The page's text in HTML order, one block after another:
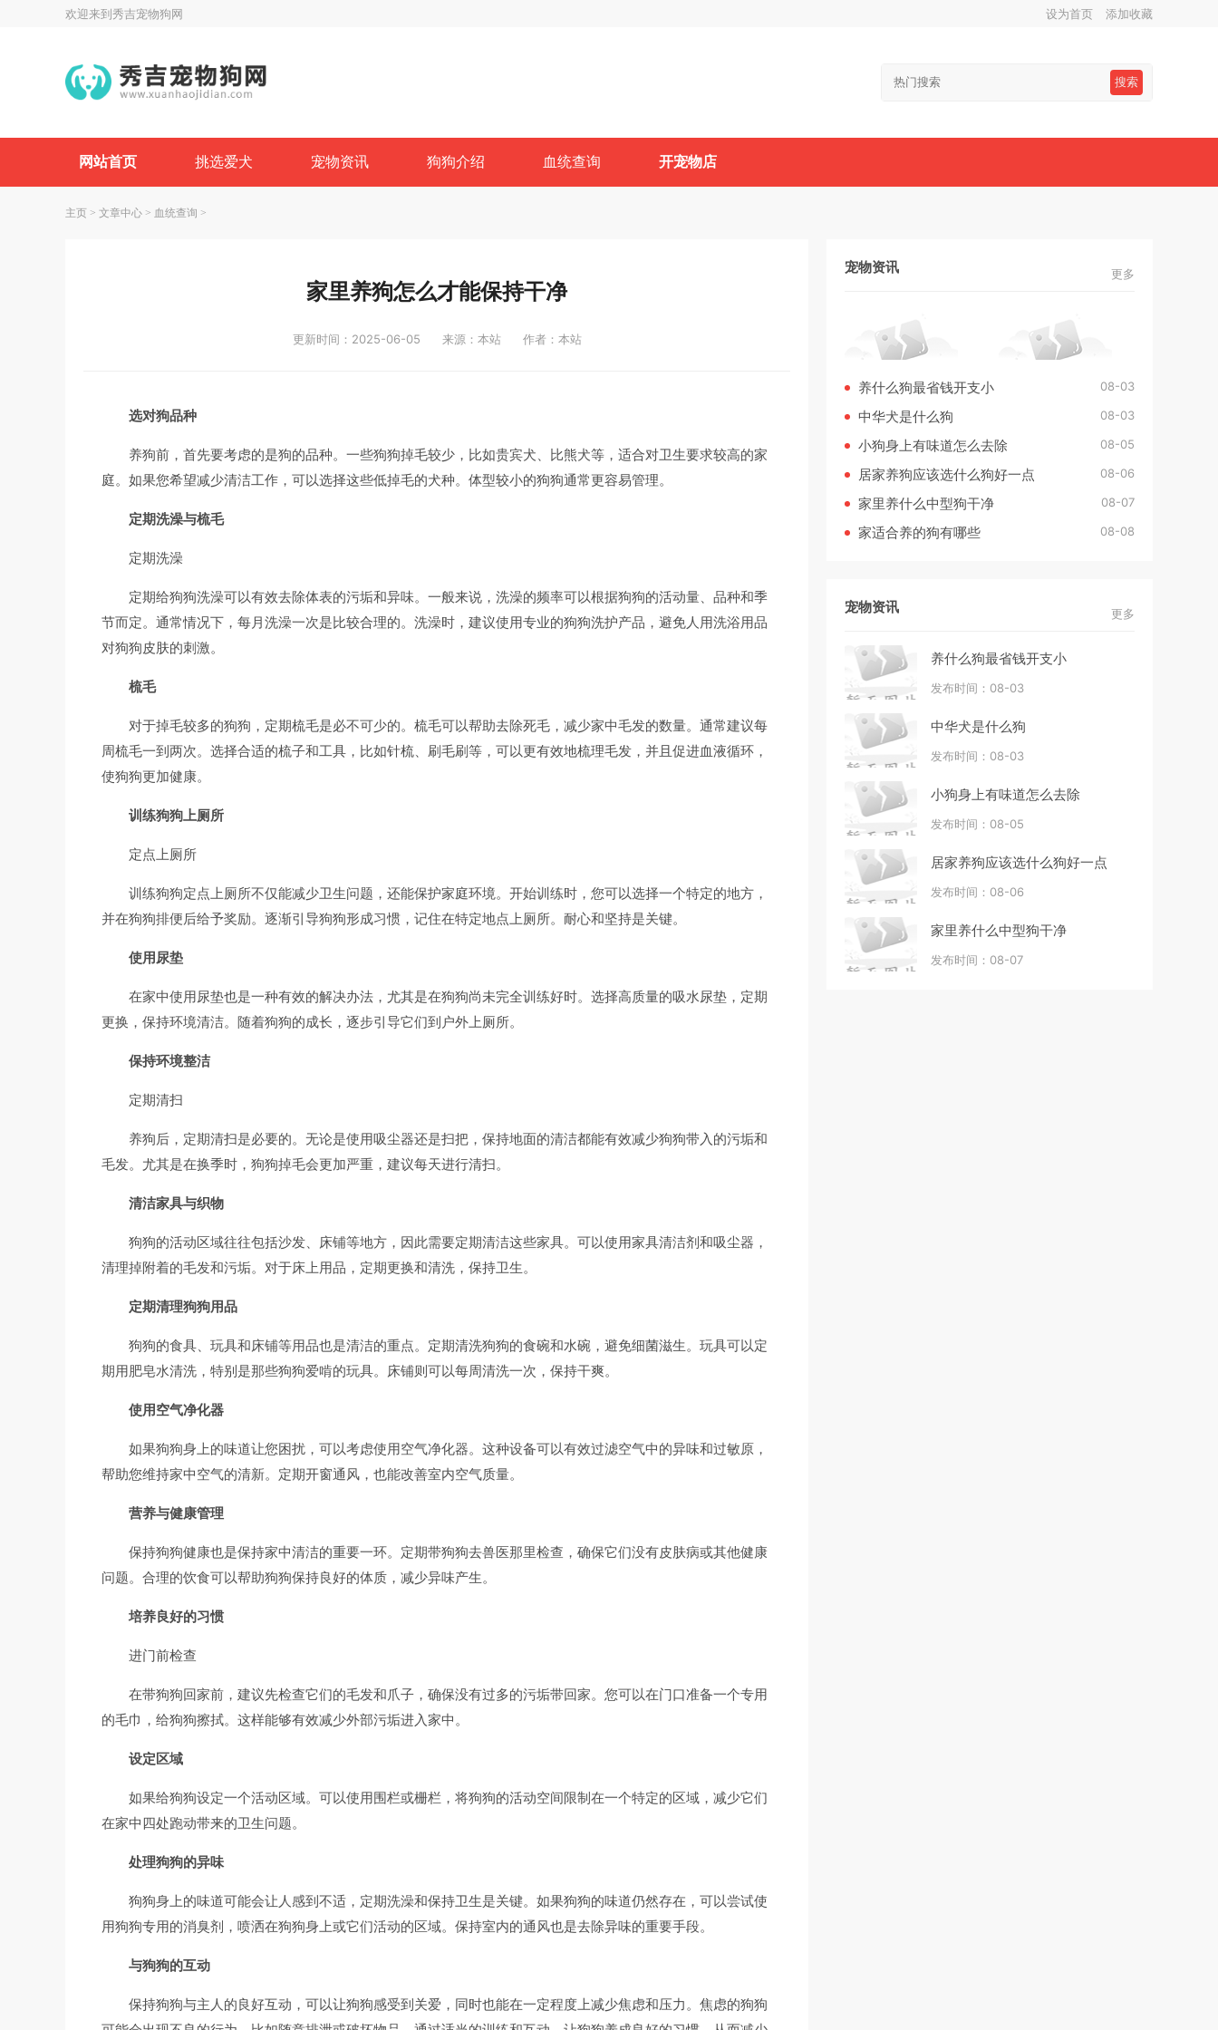
欢迎来到秀吉宠物狗网 设为首页 添加收藏
搜索
网站首页 挑选爱犬 宠物资讯 狗狗介绍 血统查询 开宠物店
主页 > 文章中心 > 血统查询 >
家里养狗怎么才能保持干净
更新时间：2025-06-05 来源：本站 作者：本站
选对狗品种
养狗前，首先要考虑的是狗的品种。一些狗狗掉毛较少，比如贵宾犬、比熊犬等，适合对卫生要求较高的家
庭。如果您希望减少清洁工作，可以选择这些低掉毛的犬种。体型较小的狗狗通常更容易管理。
定期洗澡与梳毛
定期洗澡
定期给狗狗洗澡可以有效去除体表的污垢和异味。一般来说，洗澡的频率可以根据狗狗的活动量、品种和季
节而定。通常情况下，每月洗澡一次是比较合理的。洗澡时，建议使用专业的狗狗洗护产品，避免人用洗浴用品
对狗狗皮肤的刺激。
梳毛
对于掉毛较多的狗狗，定期梳毛是必不可少的。梳毛可以帮助去除死毛，减少家中毛发的数量。通常建议每
周梳毛一到两次。选择合适的梳子和工具，比如针梳、刷毛刷等，可以更有效地梳理毛发，并且促进血液循环，
使狗狗更加健康。
训练狗狗上厕所
定点上厕所
训练狗狗定点上厕所不仅能减少卫生问题，还能保护家庭环境。开始训练时，您可以选择一个特定的地方，
并在狗狗排便后给予奖励。逐渐引导狗狗形成习惯，记住在特定地点上厕所。耐心和坚持是关键。
使用尿垫
在家中使用尿垫也是一种有效的解决办法，尤其是在狗狗尚未完全训练好时。选择高质量的吸水尿垫，定期
更换，保持环境清洁。随着狗狗的成长，逐步引导它们到户外上厕所。
保持环境整洁
定期清扫
养狗后，定期清扫是必要的。无论是使用吸尘器还是扫把，保持地面的清洁都能有效减少狗狗带入的污垢和
毛发。尤其是在换季时，狗狗掉毛会更加严重，建议每天进行清扫。
清洁家具与织物
狗狗的活动区域往往包括沙发、床铺等地方，因此需要定期清洁这些家具。可以使用家具清洁剂和吸尘器，
清理掉附着的毛发和污垢。对于床上用品，定期更换和清洗，保持卫生。
定期清理狗狗用品
狗狗的食具、玩具和床铺等用品也是清洁的重点。定期清洗狗狗的食碗和水碗，避免细菌滋生。玩具可以定
期用肥皂水清洗，特别是那些狗狗爱啃的玩具。床铺则可以每周清洗一次，保持干爽。
使用空气净化器
如果狗狗身上的味道让您困扰，可以考虑使用空气净化器。这种设备可以有效过滤空气中的异味和过敏原，
帮助您维持家中空气的清新。定期开窗通风，也能改善室内空气质量。
营养与健康管理
保持狗狗健康也是保持家中清洁的重要一环。定期带狗狗去兽医那里检查，确保它们没有皮肤病或其他健康
问题。合理的饮食可以帮助狗狗保持良好的体质，减少异味产生。
培养良好的习惯
进门前检查
在带狗狗回家前，建议先检查它们的毛发和爪子，确保没有过多的污垢带回家。您可以在门口准备一个专用
的毛巾，给狗狗擦拭。这样能够有效减少外部污垢进入家中。
设定区域
如果给狗狗设定一个活动区域。可以使用围栏或栅栏，将狗狗的活动空间限制在一个特定的区域，减少它们
在家中四处跑动带来的卫生问题。
处理狗狗的异味
狗狗身上的味道可能会让人感到不适，定期洗澡和保持卫生是关键。如果狗狗的味道仍然存在，可以尝试使
用狗狗专用的消臭剂，喷洒在狗狗身上或它们活动的区域。保持室内的通风也是去除异味的重要手段。
与狗狗的互动
保持狗狗与主人的良好互动，可以让狗狗感受到关爱，同时也能在一定程度上减少焦虑和压力。焦虑的狗狗
宠物资讯 更多
养什么狗最省钱开支小 08-03
中华犬是什么狗 08-03
小狗身上有味道怎么去除 08-05
居家养狗应该选什么狗好一点 08-06
家里养什么中型狗干净 08-07
家适合养的狗有哪些 08-08
宠物资讯 更多
养什么狗最省钱开支小
发布时间：08-03
中华犬是什么狗
发布时间：08-03
小狗身上有味道怎么去除
发布时间：08-05
居家养狗应该选什么狗好一点
发布时间：08-06
家里养什么中型狗干净
发布时间：08-07